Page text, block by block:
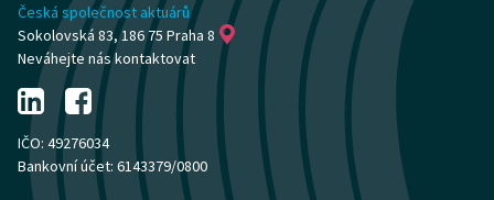
Česká společnost aktuárů
Sokolovská 83, 186 75 Praha 8
Neváhejte nás kontaktovat
IČO: 49276034
Bankovní účet: 6143379/0800